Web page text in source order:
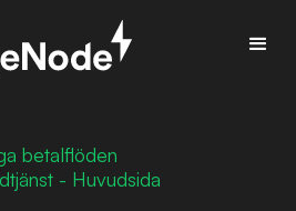
betalflöden
- Huvudsida